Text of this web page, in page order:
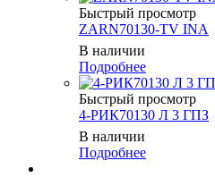
Быстрый просмотр
ZARN70130-TV INA
В наличии
Подробнее
Быстрый просмотр
4-РИК70130 Л 3 ГПЗ
В наличии
Подробнее